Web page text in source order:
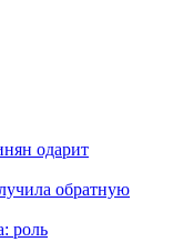
одарит
обратную
роль